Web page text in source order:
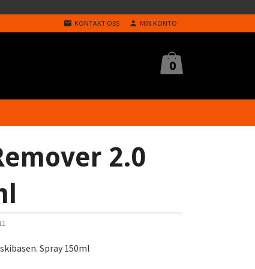
KONTAKT OSS MIN KONTO
0
2.0
Spray 150ml